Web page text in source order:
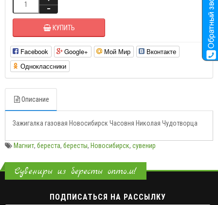
КУПИТЬ
Facebook Google+ Мой Мир
Вконтакте
Одноклассники
Описание
Зажигалка газовая Новосибирск Часовня Николая Чудотворца
Магнит, береста, бересты, Новосибирск, сувенир
Сувениры из бересты оптом!
ПОДПИСАТЬСЯ НА РАССЫЛКУ